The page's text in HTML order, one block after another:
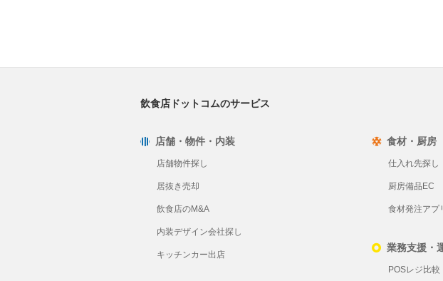
飲食店ドットコムのサービス
店舗・物件・内装
店舗物件探し
居抜き売却
飲食店のM&A
内装デザイン会社探し
キッチンカー出店
食材・厨房
仕入れ先探し
厨房備品EC
食材発注アプ
業務支援・
POSレジ比較